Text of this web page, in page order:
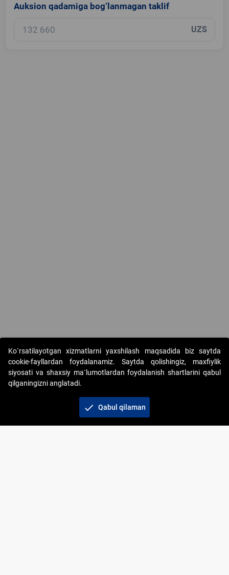
Auksion qadamiga bog‘lanmagan taklif
UZS
Copyright © 2017-2026. "Elektron onlayn-auksionlarni
tashkil etish" AJ. Barcha huquqlar himoyalangan
Ko`rsatilayotgan xizmatlarni yaxshilash maqsadida biz saytda
cookie-fayllardan foydalanamiz. Saytda qolishingiz, maxfiylik
siyosati va shaxsiy ma`lumotlardan foydalanish shartlarini qabul
qilganingizni anglatadi.
check Qabul qilaman